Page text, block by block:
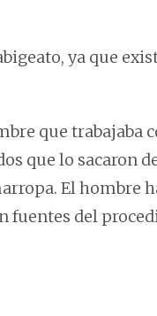
ya que
que trabajaba
que lo sacaron
El hombre
fuentes del